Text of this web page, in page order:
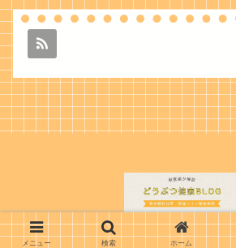
© 2022 どうぶつ健康BLOG 荻窪
メニュー 検索 ホーム